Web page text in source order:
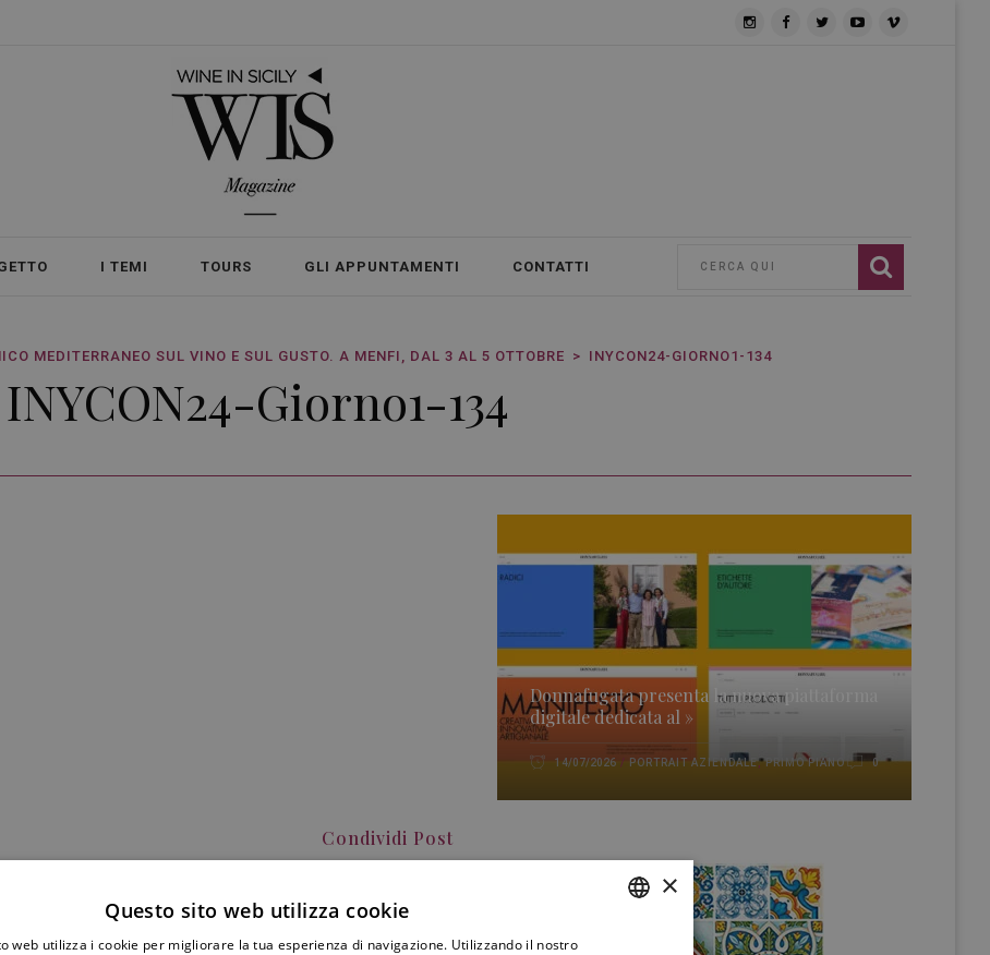
I TEMI TOURS GLI APPUNTAMENTI CONTATTI
MEDITERRANEO SUL VINO E SUL GUSTO. A MENFI, DAL 3 AL 5 OTTOBRE INYCON24-GIORNO1-134
INYCON24-Giorno1-134
Condividi Post
Donnafugata presenta la nuova piattaforma
digitale dedicata al »
14/07/2026 PORTRAIT AZIENDALE,PRIMO PIANO 0
×
Questo sito web utilizza cookie
web utilizza i cookie per migliorare la tua esperienza di navigazione. Utilizzando il nostro